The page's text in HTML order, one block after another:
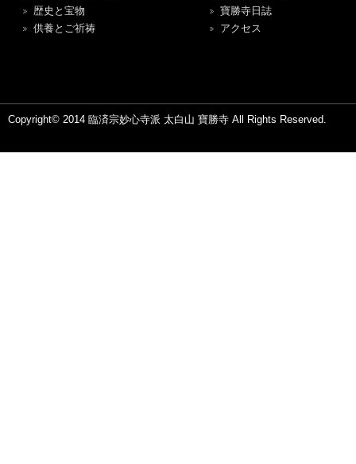
歴史と宝物
供養とご祈祷
寶勝寺日誌
アクセス
Copyright© 2014 臨済宗妙心寺派 太白山 寶勝寺 All Rights Reserved.